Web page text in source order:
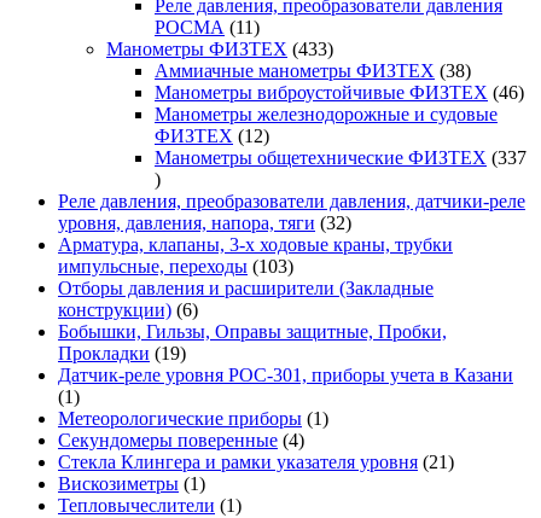
Реле давления, преобразователи давления
РОСМА
1111
товаров
Манометры ФИЗТЕХ 433433
товара
Аммиачные манометры ФИЗТЕХ 3838
товаров
Манометры виброустойчивые ФИЗТЕХ 4646
Манометры железнодорожные и судовые
ФИЗТЕХ
1212
товаров
Манометры общетехнические ФИЗТЕХ 337
337
товаров
Реле давления, преобразователи давления, датчики-реле
уровня, давления, напора, тяги 3232
товара
Арматура, клапаны, 3-х ходовые краны, трубки
импульсные, переходы 103103
товара
Отборы давления и расширители (Закладные
конструкции) 66
товаров
Бобышки, Гильзы, Оправы защитные, Пробки,
Прокладки
1919
товаров
Датчик-реле уровня РОС-301, приборы учета в Казани
11
товар
Метеорологические приборы 11
Секундомеры поверенные 44
товара
Стекла Клингера и рамки указателя уровня 2121
Вискозиметры 11
товар
Тепловычеслители 11